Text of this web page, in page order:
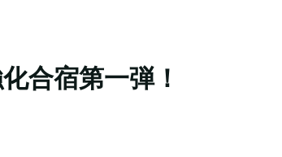
合宿第一弾！